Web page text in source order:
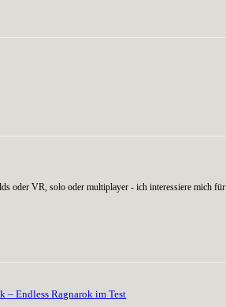
oder VR, solo oder multiplayer - ich interessiere mich
– Endless Ragnarok im Test